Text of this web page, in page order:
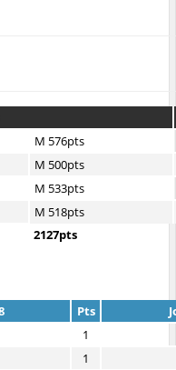
M 576pts
M 500pts
M 533pts
M 518pts
2127pts
Pts
1
1